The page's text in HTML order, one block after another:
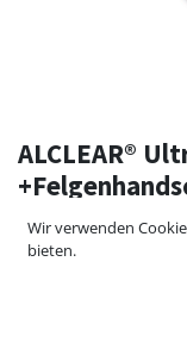
ALCLEAR®
Zur schonenden
Extra hochfloriges,
Tausendfach
Wir verwenden
bieten.